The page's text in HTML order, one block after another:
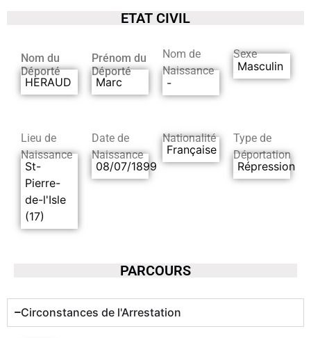
ETAT CIVIL
Nom du
Déporté
HERAUD
Prénom du
Déporté
Marc
Nom de
Naissance
-
Sexe
Masculin
Lieu de
Naissance
St-
Pierre-
de-l'Isle
(17)
Date de
Naissance
08/07/1899
Nationalité
Française
Type de
Déportation
Répression
PARCOURS
Circonstances de l'Arrestation